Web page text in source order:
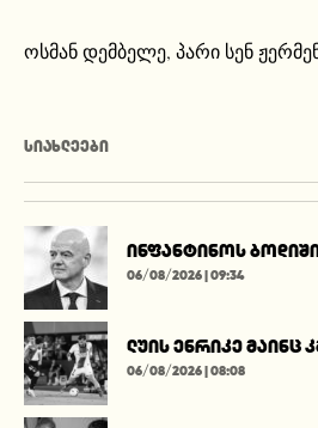
ოსმან დემბელე, პარი სენ
ᲡᲘᲐᲮᲚᲔᲔᲑᲘ
ინფანტინოს
06/08/2026 | 09:34
ლუის ენრიკე მაინც
06/08/2026 | 08:08